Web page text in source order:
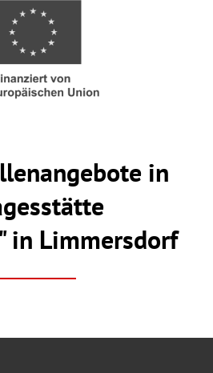
in
in Limmersdorf